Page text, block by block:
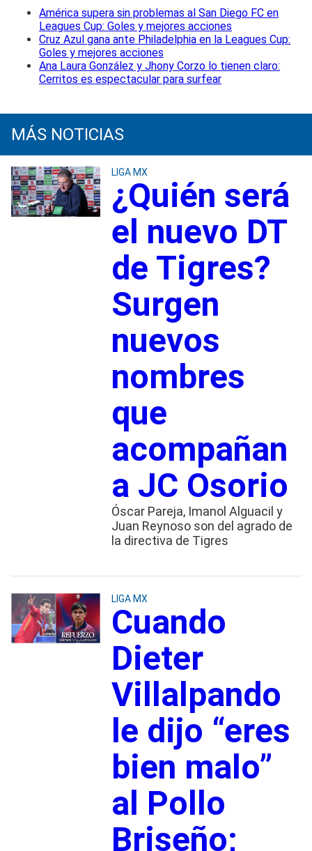
América supera sin problemas al San Diego FC en
Leagues Cup: Goles y mejores acciones
Cruz Azul gana ante Philadelphia en la Leagues Cup:
Goles y mejores acciones
Ana Laura González y Jhony Corzo lo tienen claro:
Cerritos es espectacular para surfear
MÁS NOTICIAS
LIGA MX
¿Quién será
el nuevo DT
de Tigres?
Surgen
nuevos
nombres
que
acompañan
a JC Osorio
Óscar Pareja, Imanol Alguacil y
Juan Reynoso son del agrado de
la directiva de Tigres
LIGA MX
Cuando
Dieter
Villalpando
le dijo “eres
bien malo”
al Pollo
Briseño;